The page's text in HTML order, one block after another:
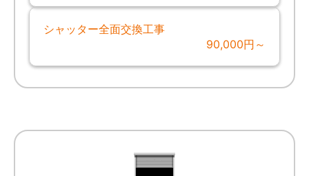
シャッター全面交換工事
90,000円～